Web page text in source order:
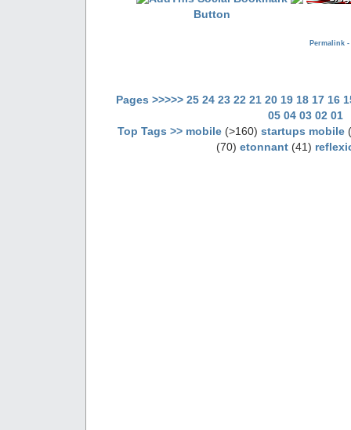
Permalink -
Pages >>>>> 25 24 23 22 21 20 19 18 17 16
05 04 03 02 01
Top Tags >> mobile(>160) startups mobile
(70) etonnant (41)